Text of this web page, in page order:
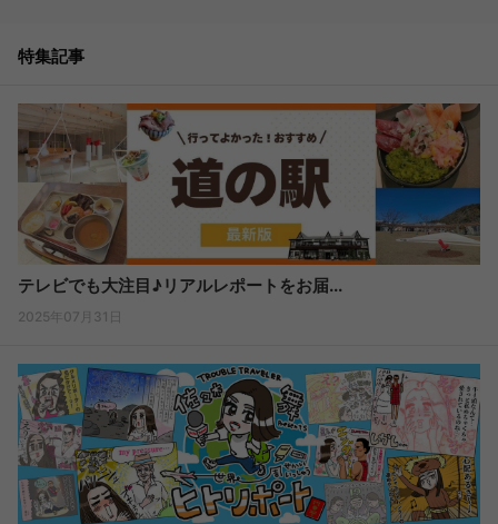
特集記事
テレビでも大注目♪リアルレポートをお届...
2025年07月31日